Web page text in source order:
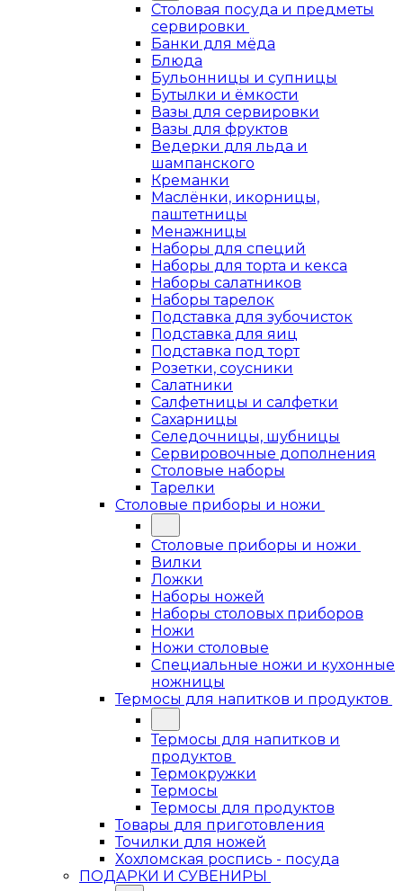
Столовая посуда и предметы
сервировки
Банки для мёда
Блюда
Бульонницы и супницы
Бутылки и ёмкости
Вазы для сервировки
Вазы для фруктов
Ведерки для льда и
шампанского
Креманки
Маслёнки, икорницы,
паштетницы
Менажницы
Наборы для специй
Наборы для торта и кекса
Наборы салатников
Наборы тарелок
Подставка для зубочисток
Подставка для яиц
Подставка под торт
Розетки, соусники
Салатники
Салфетницы и салфетки
Сахарницы
Селедочницы, шубницы
Сервировочные дополнения
Столовые наборы
Тарелки
Столовые приборы и ножи
Столовые приборы и ножи
Вилки
Ложки
Наборы ножей
Наборы столовых приборов
Ножи
Ножи столовые
Специальные ножи и кухонные
ножницы
Термосы для напитков и продуктов
Термосы для напитков и
продуктов
Термокружки
Термосы
Термосы для продуктов
Товары для приготовления
Точилки для ножей
Хохломская роспись - посуда
ПОДАРКИ И СУВЕНИРЫ